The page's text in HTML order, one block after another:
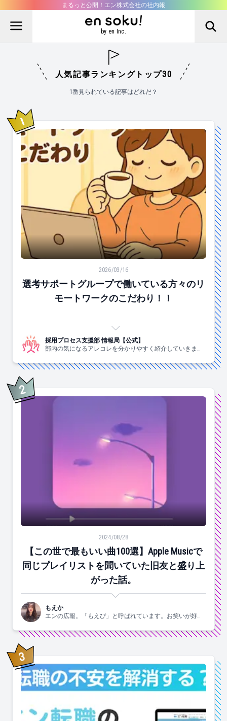
まるっと公開！エン株式会社の社内報
by en Inc.
人気記事ランキングトップ30
1番見られている記事はどれだ？
1位
選考サポートグループで働いている方々のリモートワ
2026/03/16
選考サポートグループで働いている方々のリ
モートワークのこだわり！！
採用プロセス支援部 情報局【公式】
部内の気になるアレコレを分かりやすく紹介していきま
2位
【この世で最もいい曲100選】Apple Musicで同じプレ
2024/08/28
【この世で最もいい曲100選】Apple Musicで
同じプレイリストを聞いていた旧友と盛り上
がった話。
もえか
エンの広報。「もえぴ」と呼ばれています。お笑いが好
3位